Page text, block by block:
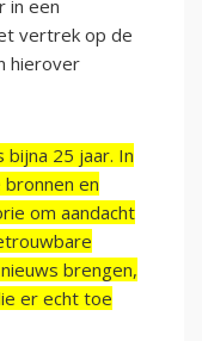
in een
vertrek op de
hierover
25 jaar. In
en
om aandacht
brengen,
er echt toe